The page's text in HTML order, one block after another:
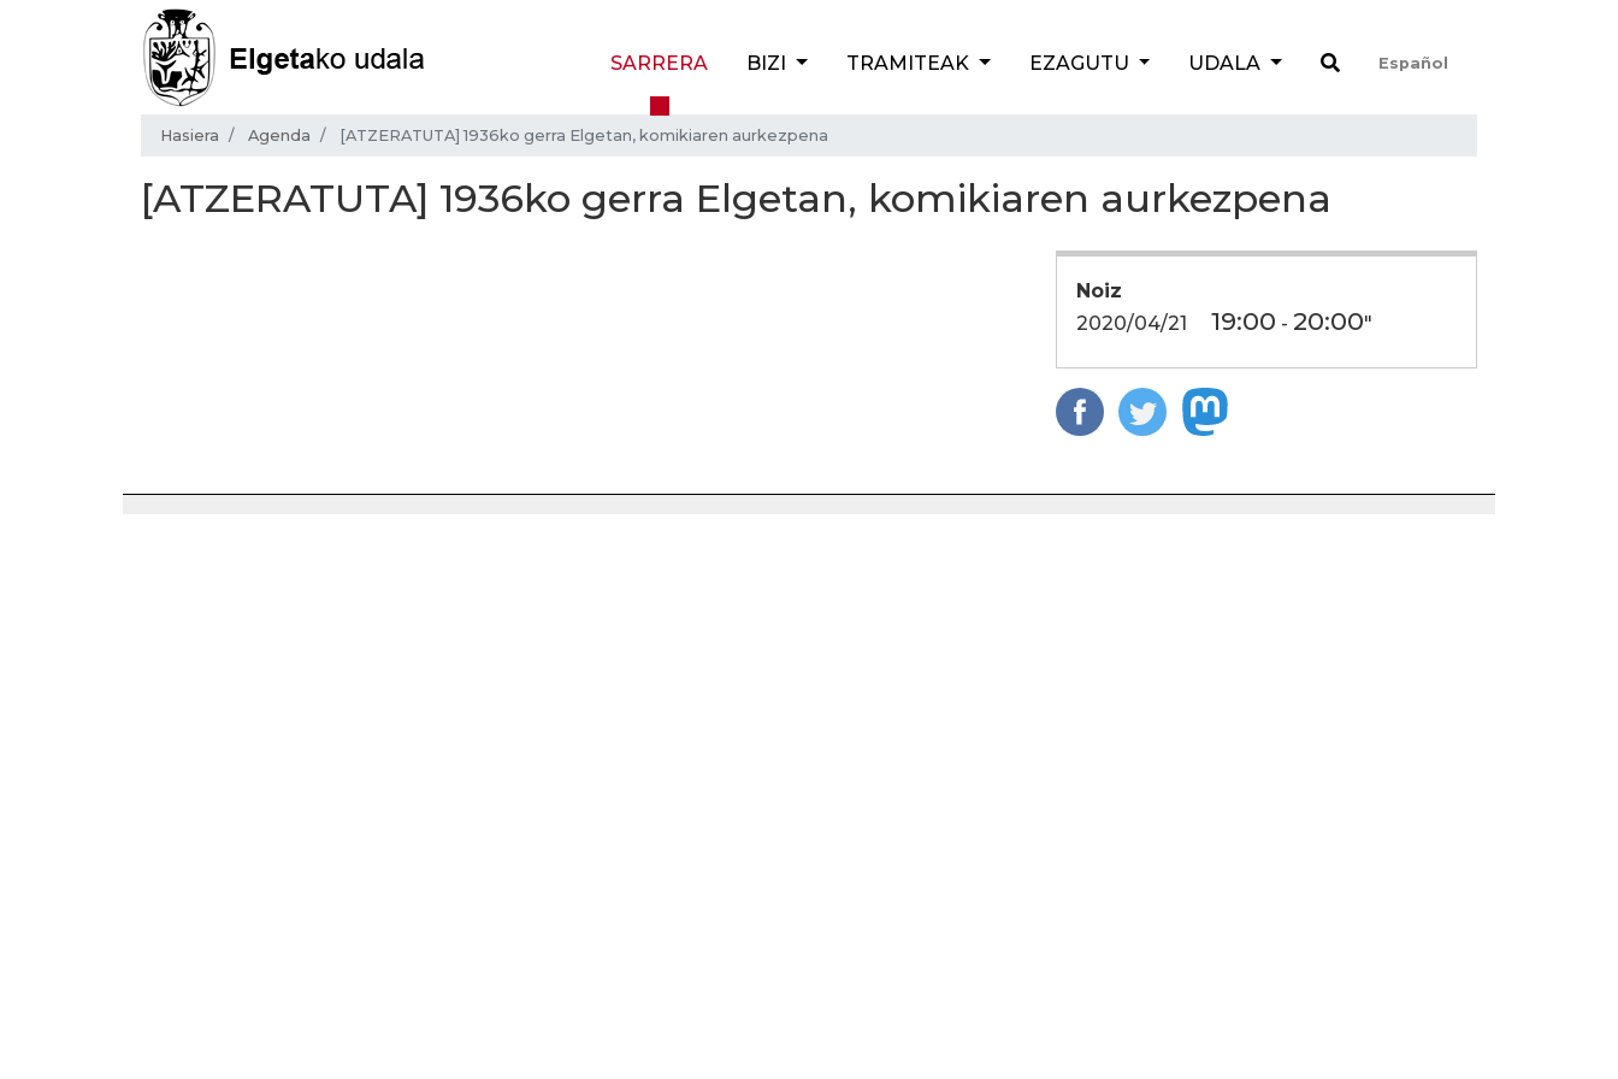
SARRERA BIZI TRAMITEAK EZAGUTU UDALA Español
Hasiera Agenda [ATZERATUTA] 1936ko gerra Elgetan, komikiaren aurkezpena
[ATZERATUTA] 1936ko gerra Elgetan, komikiaren aurkezpena
Noiz
2020/04/21
19:00 - 20:00"